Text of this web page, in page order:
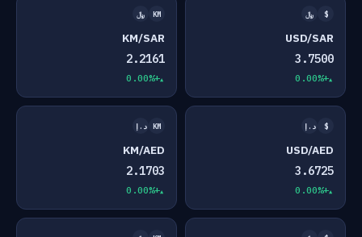
$ ﷼
USD/SAR
3.7500
+0.00%
KM ﷼
KM/SAR
2.2161
+0.00%
$ د.إ
USD/AED
3.6725
+0.00%
KM د.إ
KM/AED
2.1703
+0.00%